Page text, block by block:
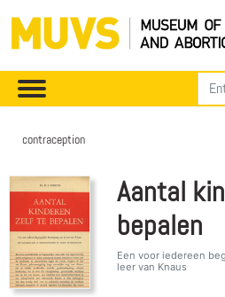
contraception
Aantal
bepalen
Een voor iedereen
leer van Knaus